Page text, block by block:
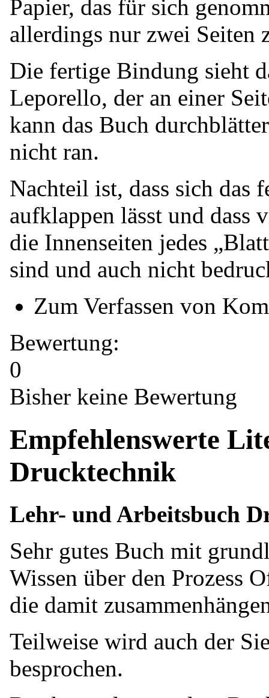
Papier, das für sich
allerdings nur zwei Seiten
Die fertige Bindung sieht
Leporello, der an einer
kann das Buch
nicht ran.
Nachteil ist, dass sich das
aufklappen lässt und dass
die Innenseiten jedes
sind und auch nicht
Zum Verfassen von
Bewertung:
0
Bisher keine Bewertung
Empfehlenswerte
Drucktechnik
Lehr- und Arbeitsbuch
Sehr gutes Buch mit
Wissen über den Prozess
die damit
Teilweise wird auch der
besprochen.